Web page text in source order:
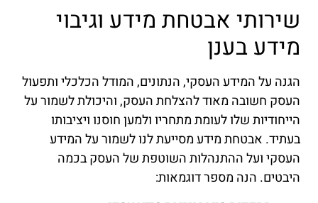
שירותי אבטחת מידע וגיבוי
מידע בענן
הגנה על המידע העסקי, הנתונים, המודל הכלכלי ותפעול
העסק חשובה מאוד להצלחת העסק, והיכולת לשמור על
הייחודיות שלו לעומת מתחריו ולמען חוסנו ויציבותו
בעתיד. אבטחת מידע מסייעת לנו לשמור על המידע
העסקי ועל ההתנהלות השוטפת של העסק בכמה
היבטים. הנה מספר דוגמאות: